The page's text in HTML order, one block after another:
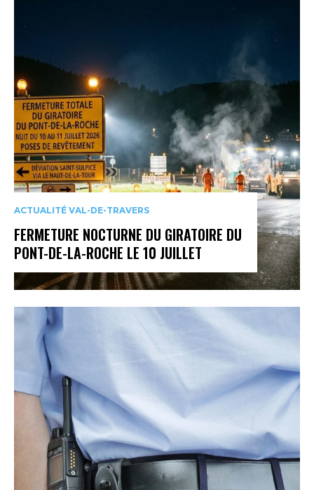
ACTUALITÉ VAL-DE-TRAVERS
FERMETURE NOCTURNE DU GIRATOIRE DU
PONT-DE-LA-ROCHE LE 10 JUILLET